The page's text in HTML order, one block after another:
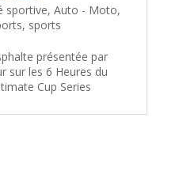
sportive, Auto - Moto,
, sports
présentée par
sur les 6 Heures du
Cup Series